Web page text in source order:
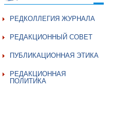
РЕДКОЛЛЕГИЯ ЖУРНАЛА
РЕДАКЦИОННЫЙ СОВЕТ
ПУБЛИКАЦИОННАЯ ЭТИКА
РЕДАКЦИОННАЯ
ПОЛИТИКА